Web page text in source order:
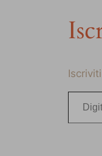
Digita la tua e-mail…